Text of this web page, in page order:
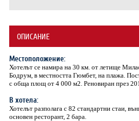
ОПИСАНИЕ
Местоположение:
Хотелът се намира на 30 км. от летище
Бодрум, в местността Гюмбет, на плажа.
с обща площ от 4 000 м2. Реновиран през
В хотела:
Хотелът разполага с 82 стандартни стаи,
основен ресторант, 2 бара.